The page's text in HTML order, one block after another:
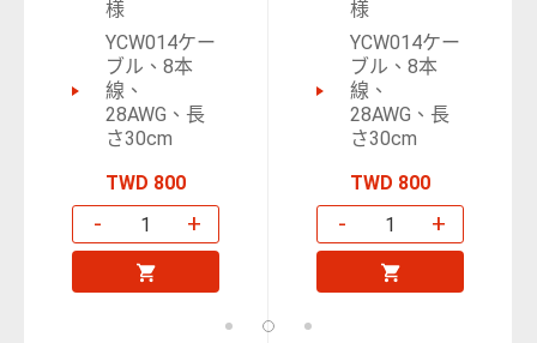
様
YCW014ケー
ブル、8本
線、
28AWG、長
さ30cm
TWD 800
- +
様
YCW014ケー
ブル、8本
線、
28AWG、長
さ30cm
TWD 800
- +